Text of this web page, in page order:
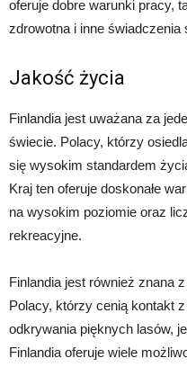
oferuje dobre warunki pracy,
zdrowotna i inne świadczenia
Jakość życia
Finlandia jest uważana za
świecie. Polacy, którzy
się wysokim standardem
Kraj ten oferuje doskonałe
na wysokim poziomie oraz
rekreacyjne.
Finlandia jest również znana
Polacy, którzy cenią kontakt
odkrywania pięknych lasów,
Finlandia oferuje wiele